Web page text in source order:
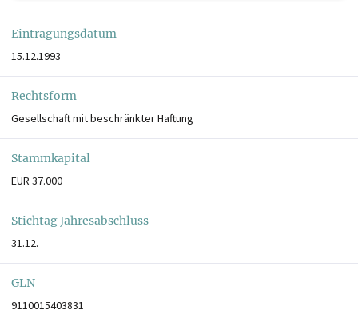
Eintragungsdatum
15.12.1993
Rechtsform
Gesellschaft mit beschränkter Haftung
Stammkapital
EUR 37.000
Stichtag Jahresabschluss
31.12.
GLN
9110015403831